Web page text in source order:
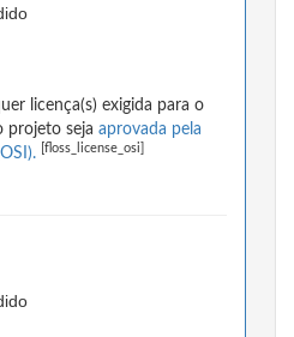
licença(s) exigida para o
projeto seja aprovada pela
[floss_license_osi]